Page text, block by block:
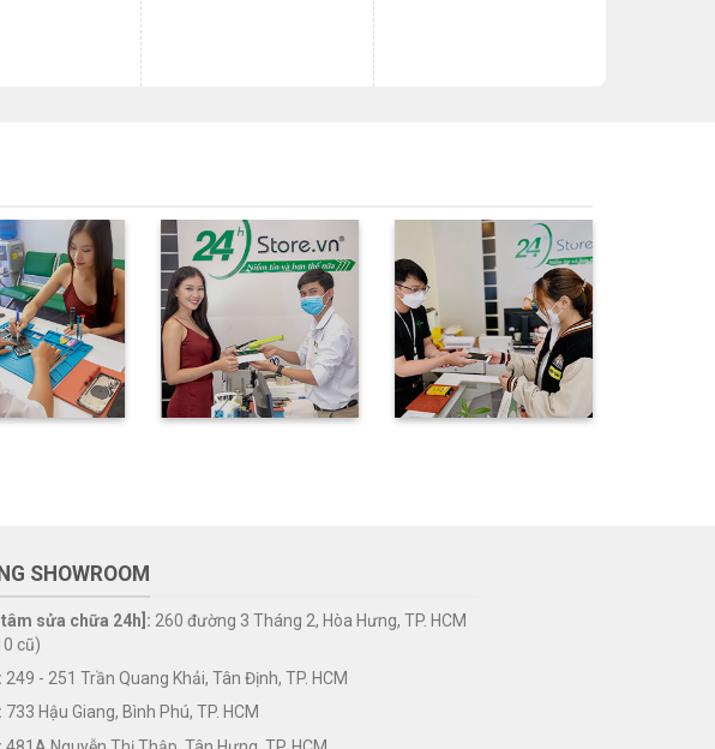
SHOWROOM
sửa chữa 24h]: 260 đường 3 Tháng 2, Hòa Hưng, TP. HCM
cũ)
249 - 251 Trần Quang Khải, Tân Định, TP. HCM
733 Hậu Giang, Bình Phú, TP. HCM